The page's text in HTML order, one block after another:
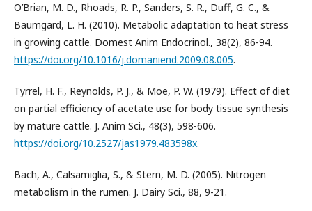
O’Brian, M. D., Rhoads, R. P., Sanders, S. R., Duff, G. C., &
Baumgard, L. H. (2010). Metabolic adaptation to heat stress
in growing cattle. Domest Anim Endocrinol., 38(2), 86-94.
https://doi.org/10.1016/j.domaniend.2009.08.005.
Tyrrel, H. F., Reynolds, P. J., & Moe, P. W. (1979). Effect of diet
on partial efficiency of acetate use for body tissue synthesis
by mature cattle. J. Anim Sci., 48(3), 598-606.
https://doi.org/10.2527/jas1979.483598x.
Bach, A., Calsamiglia, S., & Stern, M. D. (2005). Nitrogen
metabolism in the rumen. J. Dairy Sci., 88, 9-21.